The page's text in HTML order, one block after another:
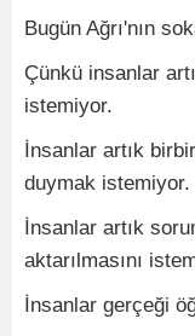
Bugün Ağrı'nın
Çünkü insanlar
istemiyor.
İnsanlar artık
duymak istemiyor.
İnsanlar artık
aktarılmasını
İnsanlar gerçeği